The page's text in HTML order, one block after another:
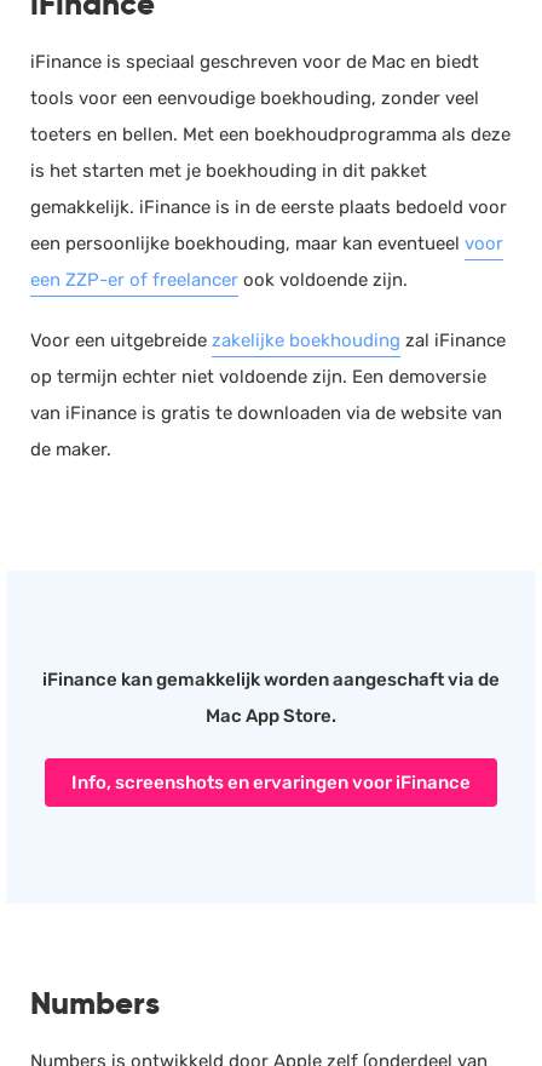
iFinance is speciaal geschreven voor de Mac en biedt
tools voor een eenvoudige boekhouding, zonder veel
toeters en bellen. Met een boekhoudprogramma als deze
is het starten met je boekhouding in dit pakket
gemakkelijk. iFinance is in de eerste plaats bedoeld voor
een persoonlijke boekhouding, maar kan eventueel voor
een ZZP-er of freelancer ook voldoende zijn.
Voor een uitgebreide zakelijke boekhouding zal iFinance
op termijn echter niet voldoende zijn. Een demoversie
van iFinance is gratis te downloaden via de website van
de maker.
iFinance kan gemakkelijk worden aangeschaft via de
Mac App Store.
Info, screenshots en ervaringen voor iFinance
Numbers
Numbers is ontwikkeld door Apple zelf (onderdeel van